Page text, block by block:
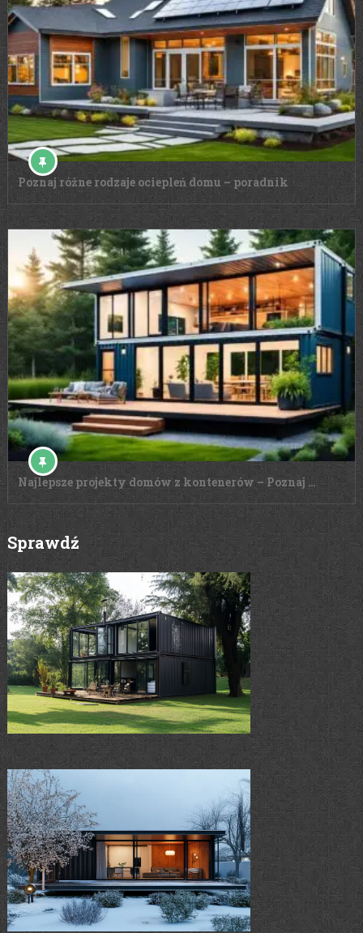
Poznaj różne rodzaje ociepleń domu – poradnik
Najlepsze projekty domów z kontenerów – Poznaj …
Sprawdź